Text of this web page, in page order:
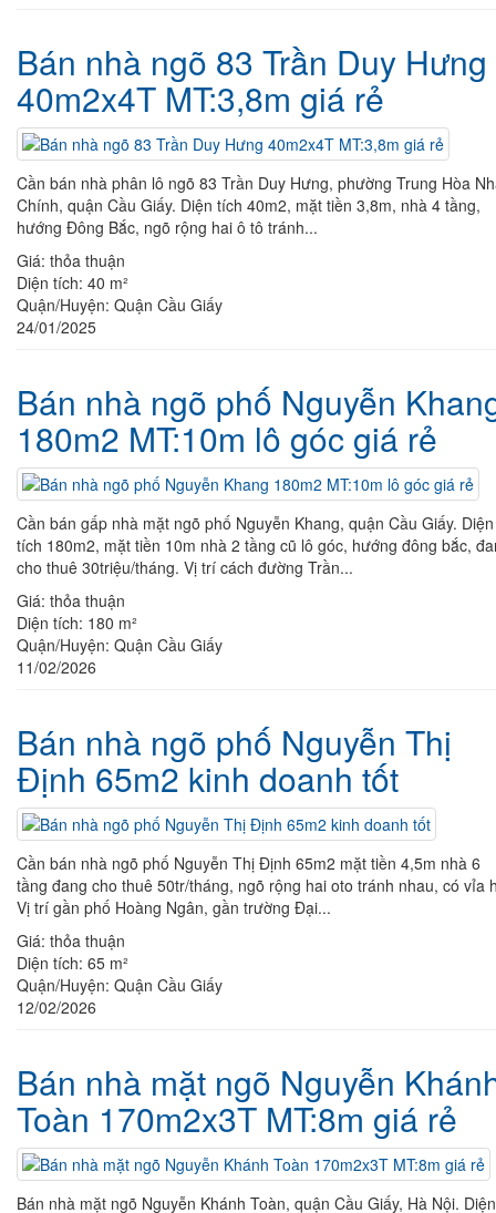
Bán nhà ngõ 83 Trần Duy Hưng
40m2x4T MT:3,8m giá rẻ
Cần bán nhà phân lô ngõ 83 Trần Duy Hưng, phường Trung Hòa
Chính, quận Cầu Giấy. Diện tích 40m2, mặt tiền 3,8m, nhà 4 tầng,
hướng Đông Bắc, ngõ rộng hai ô tô tránh...
Giá: thỏa thuận
Diện tích: 40 m²
Quận/Huyện: Quận Cầu Giấy
24/01/2025
Bán nhà ngõ phố Nguyễn
180m2 MT:10m lô góc giá rẻ
Cần bán gấp nhà mặt ngõ phố Nguyễn Khang, quận Cầu Giấy. Diện
tích 180m2, mặt tiền 10m nhà 2 tầng cũ lô góc, hướng đông bắc,
cho thuê 30triệu/tháng. Vị trí cách đường Trần...
Giá: thỏa thuận
Diện tích: 180 m²
Quận/Huyện: Quận Cầu Giấy
11/02/2026
Bán nhà ngõ phố Nguyễn Thị
Định 65m2 kinh doanh tốt
Cần bán nhà ngõ phố Nguyễn Thị Định 65m2 mặt tiền 4,5m nhà 6
tầng đang cho thuê 50tr/tháng, ngõ rộng hai oto tránh nhau, có vỉa
Vị trí gần phố Hoàng Ngân, gần trường Đại...
Giá: thỏa thuận
Diện tích: 65 m²
Quận/Huyện: Quận Cầu Giấy
12/02/2026
Bán nhà mặt ngõ Nguyễn
Toàn 170m2x3T MT:8m giá rẻ
Bán nhà mặt ngõ Nguyễn Khánh Toàn, quận Cầu Giấy, Hà Nội. Diện